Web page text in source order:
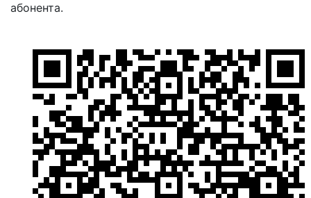
абонента.